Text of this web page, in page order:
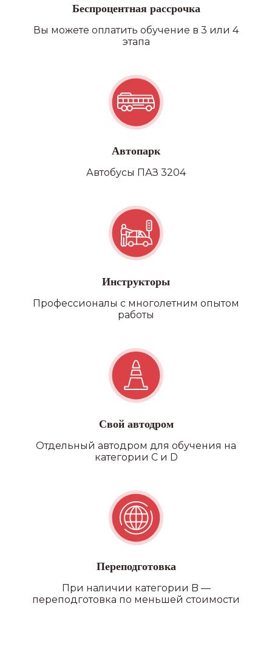
Беспроцентная рассрочка
Вы можете оплатить обучение в 3 или 4
этапа
Автопарк
Автобусы ПАЗ 3204
Инструкторы
Профессионалы с многолетним опытом
работы
Свой автодром
Отдельный автодром для обучения на
категории C и D
Переподготовка
При наличии категории B —
переподготовка по меньшей стоимости